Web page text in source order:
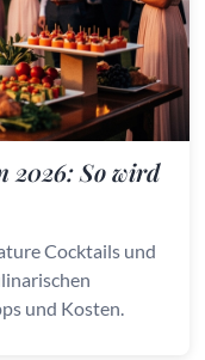
2026: So wird
Cocktails und
und Kosten.